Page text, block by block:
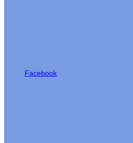
Facebook